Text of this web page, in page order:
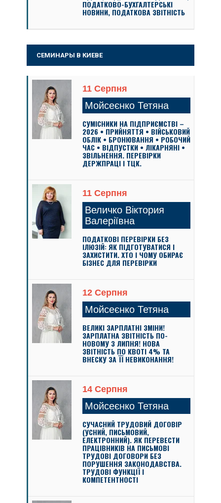
ПОДАТКОВО-БУХГАЛТЕРСЬКІ
НОВИНИ, ПОДАТКОВА ЗВІТНІСТЬ
СЕМИНАРЫ В КИЕВЕ
11 Серпня
Мойсеєнко Тетяна
СУМІСНИКИ НА ПІДПРИЄМСТВІ –
2026 • ПРИЙНЯТТЯ • ВІЙСЬКОВИЙ
ОБЛІК • БРОНЮВАННЯ • РОБОЧИЙ
ЧАС • ВІДПУСТКИ • ЛІКАРНЯНІ •
ЗВІЛЬНЕННЯ. ПЕРЕВІРКИ
ДЕРЖПРАЦІ І ТЦК.
11 Серпня
Величко Віктория
Валеріївна
ПОДАТКОВІ ПЕРЕВІРКИ БЕЗ
ІЛЮЗІЙ: ЯК ПІДГОТУВАТИСЯ І
ЗАХИСТИТИ. ХТО І ЧОМУ ОБИРАЄ
БІЗНЕС ДЛЯ ПЕРЕВІРКИ
12 Серпня
Мойсеєнко Тетяна
ВЕЛИКІ ЗАРПЛАТНІ ЗМІНИ!
ЗАРПЛАТНА ЗВІТНІСТЬ ПО-
НОВОМУ З ЛИПНЯ! НОВА
ЗВІТНІСТЬ ПО КВОТІ 4% ТА
ВНЕСКУ ЗА ЇЇ НЕВИКОНАННЯ!
14 Серпня
Мойсеєнко Тетяна
СУЧАСНИЙ ТРУДОВИЙ ДОГОВІР
(УСНИЙ, ПИСЬМОВИЙ,
ЕЛЕКТРОННИЙ). ЯК ПЕРЕВЕСТИ
ПРАЦІВНИКІВ НА ПИСЬМОВІ
ТРУДОВІ ДОГОВОРИ БЕЗ
ПОРУШЕННЯ ЗАКОНОДАВСТВА.
ТРУДОВІ ФУНКЦІЇ І
КОМПЕТЕНТНОСТІ